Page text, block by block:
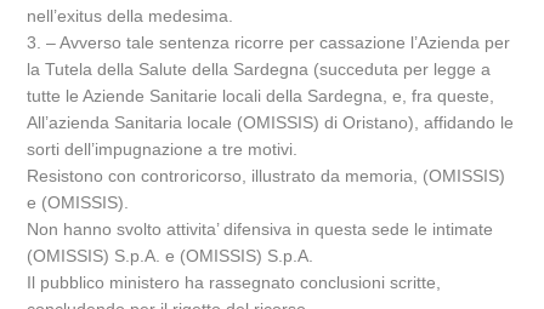
nell’exitus della medesima.
3. – Avverso tale sentenza ricorre per cassazione l’Azienda per
la Tutela della Salute della Sardegna (succeduta per legge a
tutte le Aziende Sanitarie locali della Sardegna, e, fra queste,
All’azienda Sanitaria locale (OMISSIS) di Oristano), affidando le
sorti dell’impugnazione a tre motivi.
Resistono con controricorso, illustrato da memoria, (OMISSIS)
e (OMISSIS).
Non hanno svolto attivita’ difensiva in questa sede le intimate
(OMISSIS) S.p.A. e (OMISSIS) S.p.A.
Il pubblico ministero ha rassegnato conclusioni scritte,